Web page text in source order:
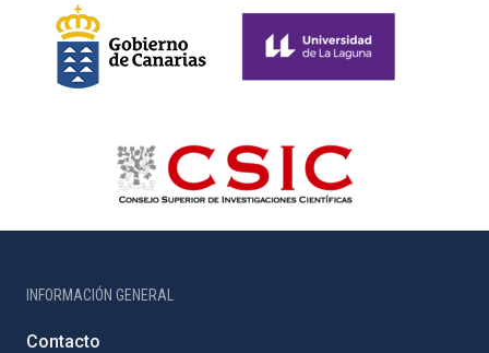
INFORMACIÓN GENERAL
Contacto